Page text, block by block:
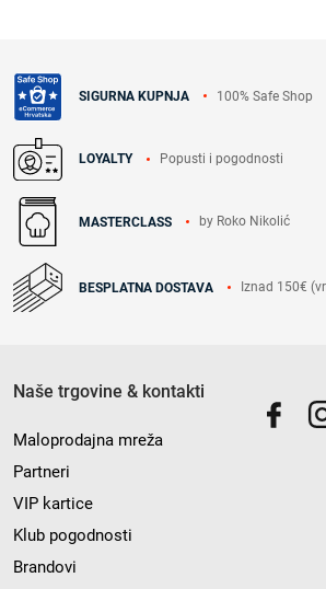
SIGURNA KUPNJA 100% Safe Shop
LOYALTY Popusti i pogodnosti
MASTERCLASS by Roko Nikolić
BESPLATNA DOSTAVA Iznad 150€
Naše trgovine & kontakti
Maloprodajna mreža
Partneri
VIP kartice
Klub pogodnosti
Brandovi